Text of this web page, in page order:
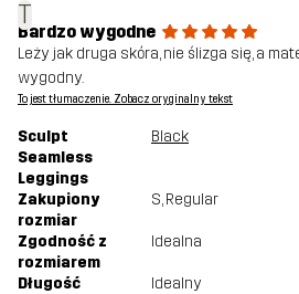
T
Bardzo wygodne
Leży jak druga skóra, nie ślizga się, a
wygodny.
To jest tłumaczenie. Zobacz oryginalny tekst
Sculpt
Seamless
Leggings
Black
Zakupiony
rozmiar
S, Regular
Zgodność z
rozmiarem
Idealna
Długość Idealny